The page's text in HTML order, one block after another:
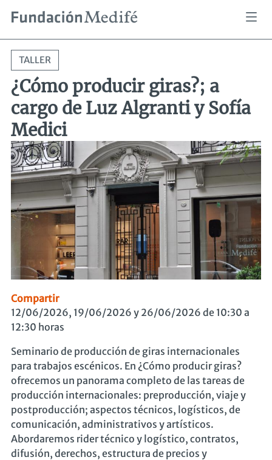
contenido
principal
Sobrescribir
enlaces
la
navegación
Inicio Actividades ¿Cómo producir giras?; a cargo de Luz Algranti y Sofía Medici
TALLER
¿Cómo producir giras?; a
cargo de Luz Algranti y Sofía
Medici
Compartir
12/06/2026, 19/06/2026 y 26/06/2026 de 10:30 a
12:30 horas
Seminario de producción de giras internacionales
para trabajos escénicos. En ¿Cómo producir giras?
ofrecemos un panorama completo de las tareas de
producción internacionales: preproducción, viaje y
postproducción; aspectos técnicos, logísticos, de
comunicación, administrativos y artísticos.
Abordaremos rider técnico y logístico, contratos,
difusión, derechos, estructura de precios y